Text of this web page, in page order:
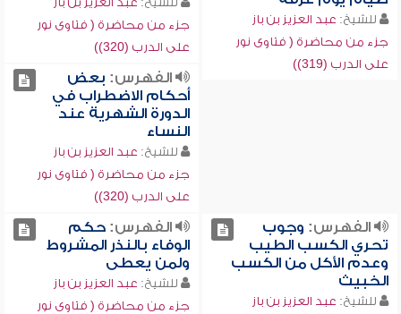
للشيخ: عبد العزيز بن باز
جزء من محاضرة ( فتاوى نور
على الدرب (319))
جزء من محاضرة ( فتاوى نور
على الدرب (320))
الفهرس: بعض
أحكام الاضطراب في
الدورة الشهرية عند
النساء
للشيخ: عبد العزيز بن باز
جزء من محاضرة ( فتاوى نور
على الدرب (320))
الفهرس: وجوب
تحري الكسب الطيب
وعدم الأكل من الكسب
الخبيث
للشيخ: عبد العزيز بن باز
الفهرس:حكم
الوفاء بالنذر المشروط
ولمن يعطى
للشيخ: عبد العزيز بن باز
جزء من محاضرة ( فتاوى نور